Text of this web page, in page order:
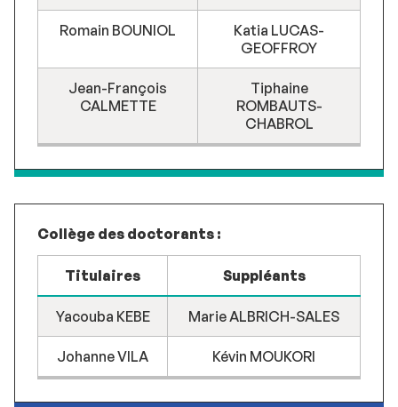
Romain BOUNIOL
Katia LUCAS-
GEOFFROY
Jean-François
CALMETTE
Tiphaine
ROMBAUTS-
CHABROL
Collège des doctorants :
Titulaires Suppléants
Yacouba KEBE Marie ALBRICH-SALES
Johanne VILA Kévin MOUKORI